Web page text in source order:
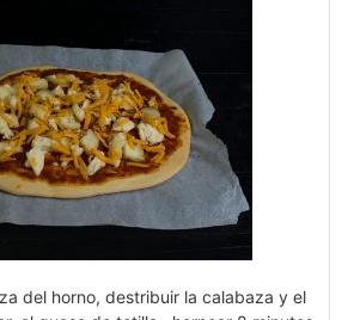
del horno, destribuir la calabaza y el